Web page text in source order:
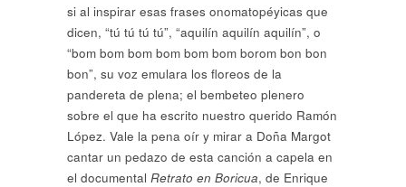
si al inspirar esas frases onomatopéyicas que
dicen, “tú tú tú tú”, “aquilín aquilín aquilín”, o
“bom bom bom bom bom bom borom bon bon
bon”, su voz emulara los floreos de la
pandereta de plena; el bembeteo plenero
sobre el que ha escrito nuestro querido Ramón
López. Vale la pena oír y mirar a Doña Margot
cantar un pedazo de esta canción a capela en
el documental Retrato en Boricua, de Enrique